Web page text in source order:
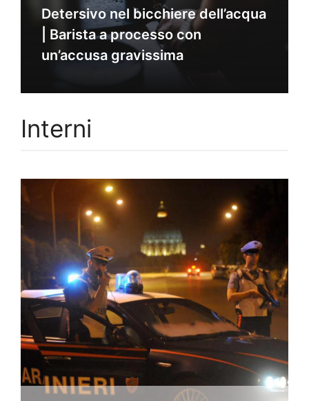
Detersivo nel bicchiere dell’acqua
| Barista a processo con
un’accusa gravissima
Interni